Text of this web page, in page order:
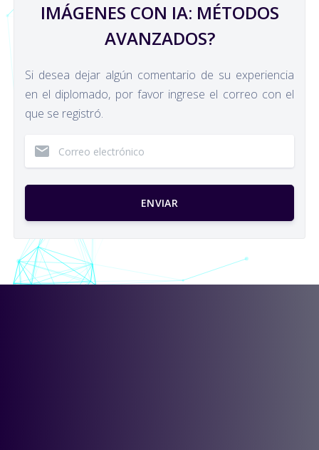
IMÁGENES CON IA: MÉTODOS
AVANZADOS?
Si desea dejar algún comentario de su experiencia
en el diplomado, por favor ingrese el correo con el
que se registró.
email
ENVIAR